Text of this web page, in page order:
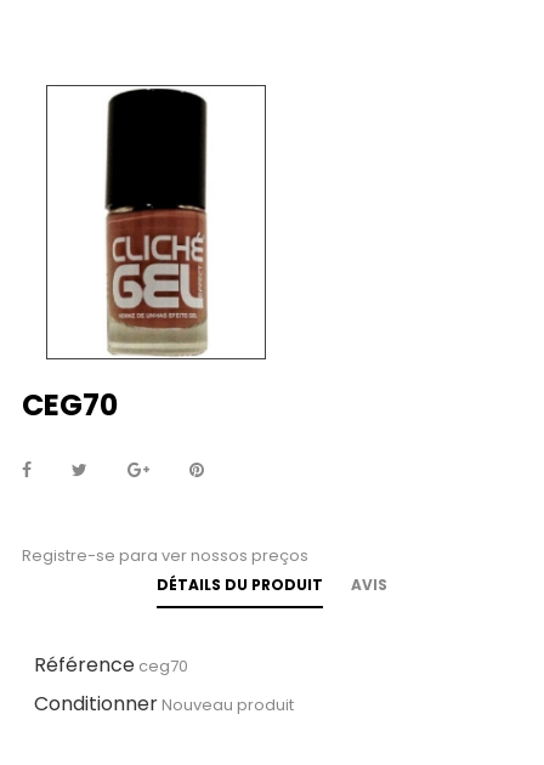
CEG70
Registre-se para ver nossos preços
DÉTAILS DU PRODUIT AVIS
Référence ceg70
Conditionner Nouveau produit